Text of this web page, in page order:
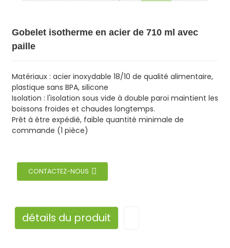
Gobelet isotherme en acier de 710 ml avec
paille
Matériaux : acier inoxydable 18/10 de qualité alimentaire,
plastique sans BPA, silicone
Isolation : l'isolation sous vide à double paroi maintient les
boissons froides et chaudes longtemps.
Prêt à être expédié, faible quantité minimale de
commande (1 pièce)
CONTACTEZ-NOUS
détails du produit